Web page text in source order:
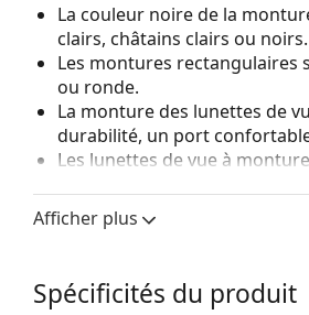
La couleur noire de la
clairs, châtains clairs ou noirs.
Les montures rectangulaires
ou ronde.
La monture des lunettes de
durabilité, un port
Les lunettes de vue à
votre style grâce à leur
fait qu'elles enferment
Accessoires
Afficher plus
Spécificités du produit